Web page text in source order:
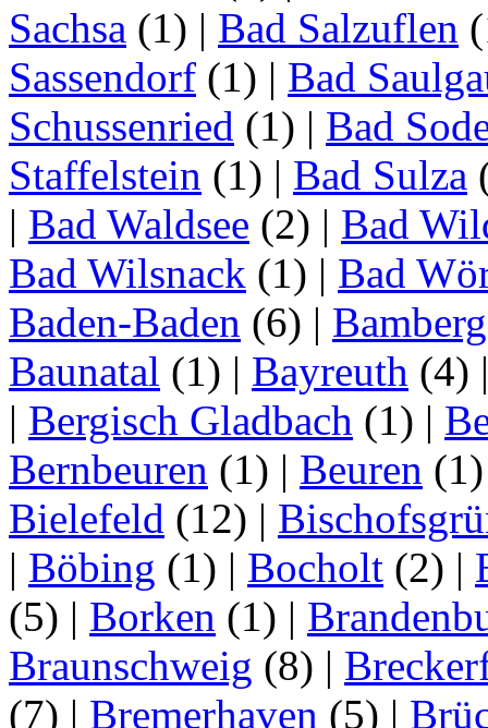
Sachsa (1) | Bad Salzuflen
Sassendorf (1) | Bad
Schussenried (1) | Bad
Staffelstein (1) | Bad Sulza
| Bad Waldsee (2) | Bad
Bad Wilsnack (1) | Bad
Baden-Baden (6) | Bamberg
Baunatal (1) | Bayreuth (4)
| Bergisch Gladbach (1) |
Bernbeuren (1) | Beuren
Bielefeld (12) |
| Böbing (1) | Bocholt (2) |
(5) | Borken (1) |
Braunschweig (8) |
(7) | Bremerhaven (5) |